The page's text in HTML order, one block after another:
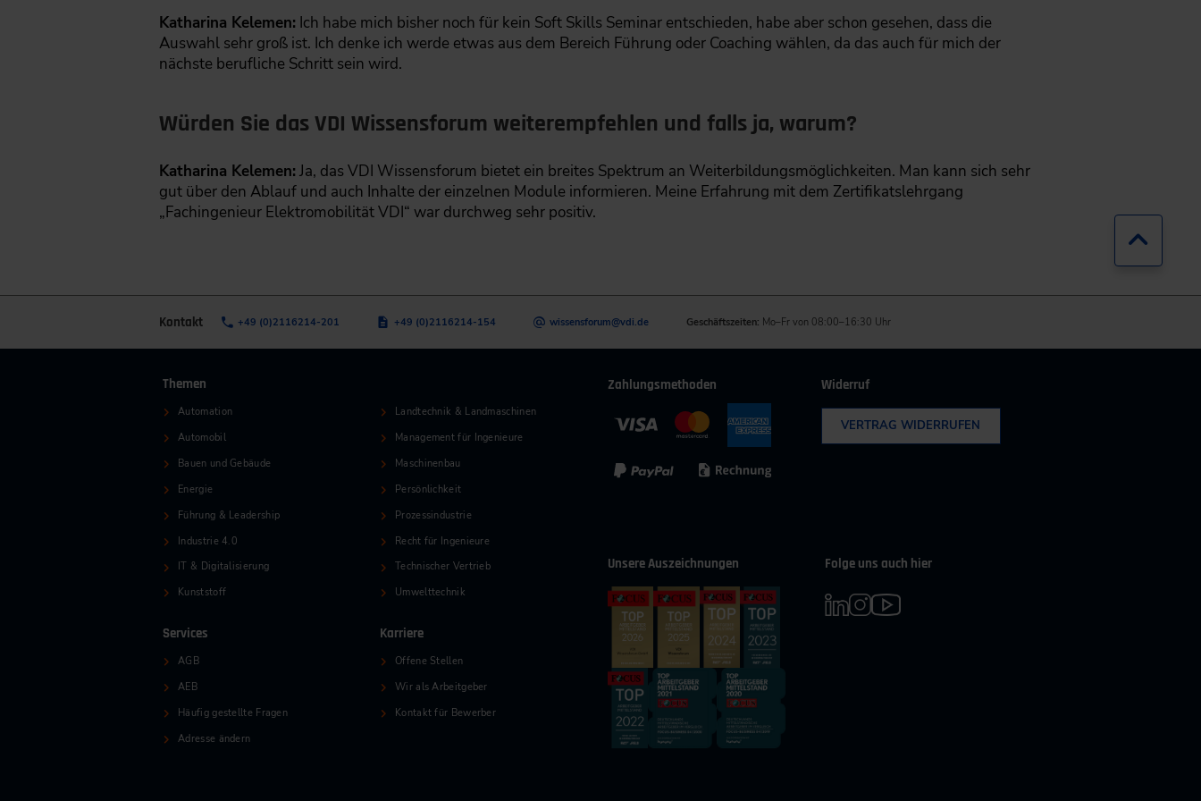
Katharina Kelemen: Ich habe mich bisher noch für kein Soft Skills Seminar entschieden, habe aber schon gesehen, dass die
Auswahl sehr groß ist. Ich denke ich werde etwas aus dem Bereich Führung oder Coaching wählen, da das auch für mich der
nächste berufliche Schritt sein wird.
Würden Sie das VDI Wissensforum weiterempfehlen und falls ja, warum?
Katharina Kelemen: Ja, das VDI Wissensforum bietet ein breites Spektrum an Weiterbildungsmöglichkeiten. Man kann sich sehr
gut über den Ablauf und auch Inhalte der einzelnen Module informieren. Meine Erfahrung mit dem Zertifikatslehrgang
„Fachingenieur Elektromobilität VDI“ war durchweg sehr positiv.
Kontakt +49 (0)2116214-201 +49 (0)2116214-154 wissensforum@vdi.de Geschäftszeiten: Mo–Fr von 08:00–16:30 Uhr
Themen
Automation
Automobil
Bauen und Gebäude
Energie
Führung & Leadership
Industrie 4.0
IT & Digitalisierung
Kunststoff
Landtechnik & Landmaschinen
Management für Ingenieure
Maschinenbau
Persönlichkeit
Prozessindustrie
Recht für Ingenieure
Technischer Vertrieb
Umwelttechnik
Services
AGB
AEB
Häufig gestellte Fragen
Adresse ändern
Karriere
Offene Stellen
Wir als Arbeitgeber
Kontakt für Bewerber
Zahlungsmethoden Widerruf
VERTRAG WIDERRUFEN
Unsere Auszeichnungen Folge uns auch hier